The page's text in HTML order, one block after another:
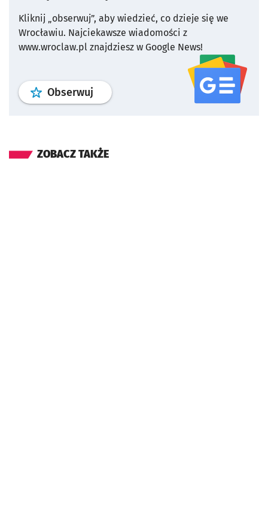
Kliknij „obserwuj”, aby wiedzieć, co dzieje się we
Wrocławiu. Najciekawsze wiadomości z
www.wroclaw.pl znajdziesz w Google News!
Obserwuj profil serwisu
ZOBACZ TAKŻE